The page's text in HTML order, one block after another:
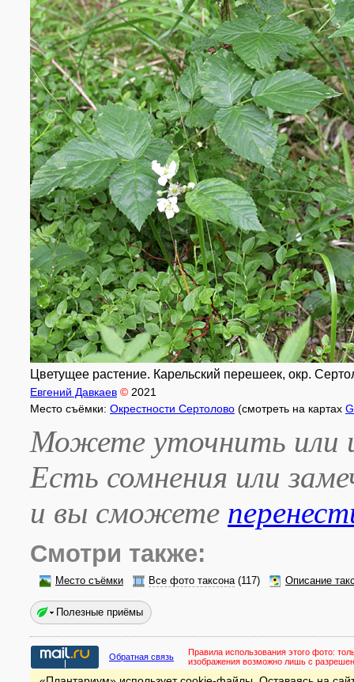
Цветущее растение. Карельский перешеек, окр.
Евгений Давкаев © 2021
Место съёмки: Окрестности Сертолово (смотреть на картах
Можете уточнить или
Есть сомнения или
и вы сможете
Смотри также:
Место съёмки Все фото таксона(117) Описание
Полезные приёмы
Обратная связь Правила использования этого фото:
изображения возможно лишь с